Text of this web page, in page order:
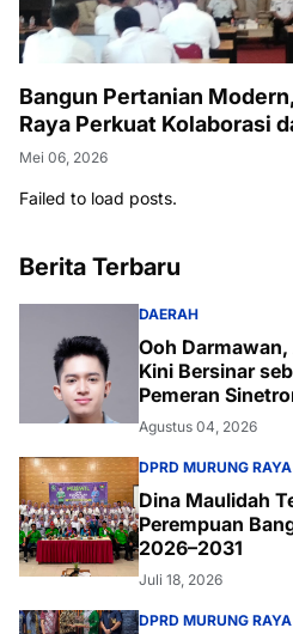
Bangun Pertanian
Raya Perkuat Kolaborasi
Mei 06, 2026
Failed to load posts.
Berita Terbaru
DAERAH
Ooh
Kini Bersinar
Pemeran
Agustus 04, 2026
DPRD MURUNG RAYA
Dina Maulidah
Perempuan
2026–2031
Juli 18, 2026
DPRD MURUNG RAYA